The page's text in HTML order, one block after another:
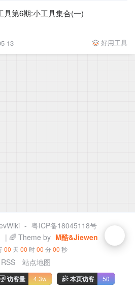
具第6期:小工具集合(一)
13 好用工具
- 粤ICP备18045118号
| 🌈 Theme by M酷&Jiewen
00 天 00 时00 分 00 秒
RSS 站点地图
访客量 4.3w 本页访客 50